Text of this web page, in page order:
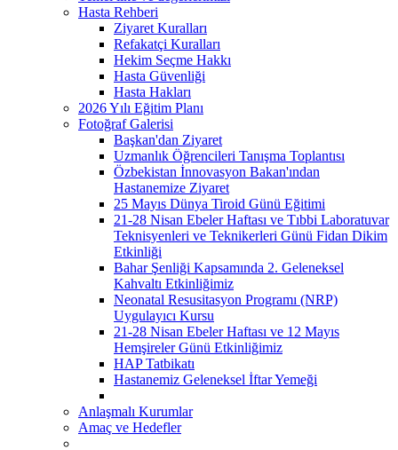
Hasta Rehberi
Ziyaret Kuralları
Refakatçi Kuralları
Hekim Seçme Hakkı
Hasta Güvenliği
Hasta Hakları
2026 Yılı Eğitim Planı
Fotoğraf Galerisi
Başkan'dan Ziyaret
Uzmanlık Öğrencileri Tanışma Toplantısı
Özbekistan İnnovasyon Bakan'ından
Hastanemize Ziyaret
25 Mayıs Dünya Tiroid Günü Eğitimi
21-28 Nisan Ebeler Haftası ve Tıbbi Laboratuvar
Teknisyenleri ve Teknikerleri Günü Fidan Dikim
Etkinliği
Bahar Şenliği Kapsamında 2. Geleneksel
Kahvaltı Etkinliğimiz
Neonatal Resusitasyon Programı (NRP)
Uygulayıcı Kursu
21-28 Nisan Ebeler Haftası ve 12 Mayıs
Hemşireler Günü Etkinliğimiz
HAP Tatbikatı
Hastanemiz Geleneksel İftar Yemeği
Anlaşmalı Kurumlar
Amaç ve Hedefler